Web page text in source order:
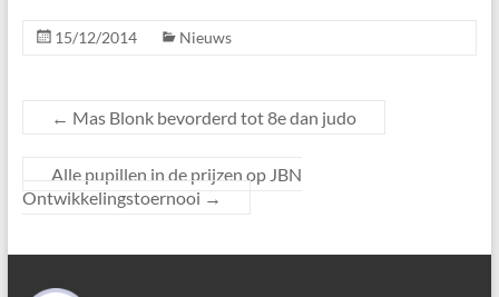
15/12/2014 Nieuws
← Mas Blonk bevorderd tot 8e dan judo
Alle pupillen in de prijzen op JBN
Ontwikkelingstoernooi →